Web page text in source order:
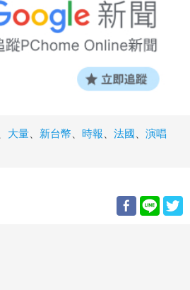
大量 新台幣 時報 法國
演唱